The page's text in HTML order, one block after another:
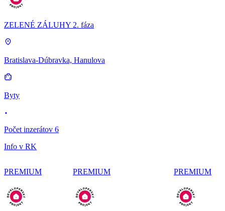
ZELENÉ ZÁLUHY 2. fáza
Bratislava-Dúbravka, Hanulova
Byty
Počet inzerátov 6
Info v RK
PREMIUM PREMIUM PREMIUM